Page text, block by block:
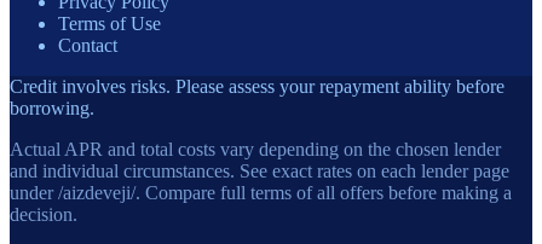
Terms of Use
Contact
Credit involves risks. Please assess your repayment ability before
borrowing.
Actual APR and total costs vary depending on the chosen lender
and individual circumstances. See exact rates on each lender page
under /aizdeveji/. Compare full terms of all offers before making a
decision.